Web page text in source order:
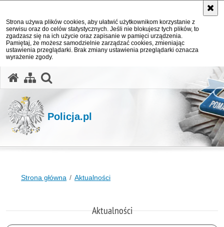
Strona używa plików cookies, aby ułatwić użytkownikom korzystanie z
serwisu oraz do celów statystycznych. Jeśli nie blokujesz tych plików, to
zgadzasz się na ich użycie oraz zapisanie w pamięci urządzenia.
Pamiętaj, że możesz samodzielnie zarządzać cookies, zmieniając
ustawienia przeglądarki. Brak zmiany ustawienia przeglądarki oznacza
wyrażenie zgody.
Policja.pl
Strona główna Aktualności
Aktualności